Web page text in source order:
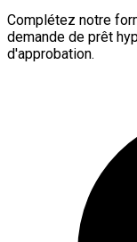
Complétez notre
demande de prêt
d'approbation.